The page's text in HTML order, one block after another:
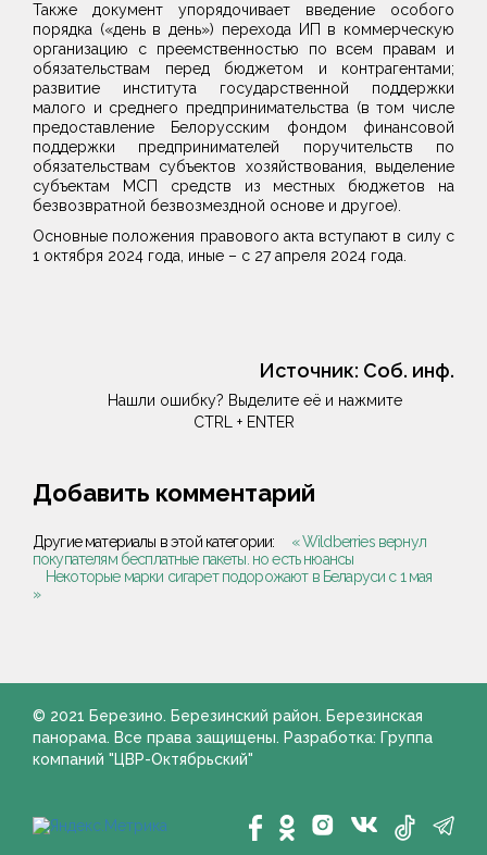
Также документ упорядочивает введение особого
порядка («день в день») перехода ИП в коммерческую
организацию с преемственностью по всем правам и
обязательствам перед бюджетом и контрагентами;
развитие института государственной поддержки
малого и среднего предпринимательства (в том числе
предоставление Белорусским фондом финансовой
поддержки предпринимателей поручительств по
обязательствам субъектов хозяйствования, выделение
субъектам МСП средств из местных бюджетов на
безвозвратной безвозмездной основе и другое).
Основные положения правового акта вступают в силу с
1 октября 2024 года, иные – с 27 апреля 2024 года.
Источник: Соб. инф.
Нашли ошибку? Выделите её и нажмите
CTRL + ENTER
Добавить комментарий
Другие материалы в этой категории:
« Wildberries вернул
покупателям бесплатные пакеты. но есть нюансы
Некоторые марки сигарет подорожают в Беларуси с 1 мая
»
© 2021 Березино. Березинский район. Березинская
панорама. Все права защищены. Разработка: Группа
компаний "ЦВР-Октябрьский"